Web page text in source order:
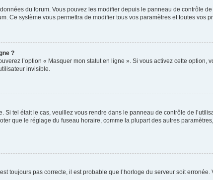
du forum. Vous pouvez les modifier depuis le panneau de contrôle
Ce système vous permettra de modifier tous vos paramètres et toutes vos
?
l’option « Masquer mon statut en ligne ». Si vous activez cette option,
invisible.
Si tel était le cas, veuillez vous rendre dans le panneau de contrôle de
que le réglage du fuseau horaire, comme la plupart des autres
toujours pas correcte, il est probable que l’horloge du serveur soit